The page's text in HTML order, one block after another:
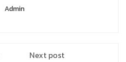
Admin
Next post